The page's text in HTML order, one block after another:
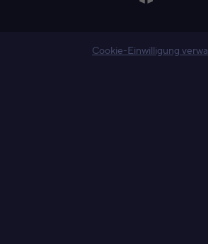
Cookie-Einwilligung